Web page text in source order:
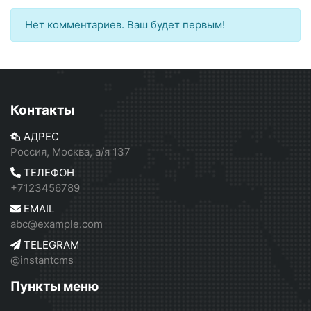
Нет комментариев. Ваш будет первым!
Контакты
АДРЕС
Россия, Москва, а/я 137
ТЕЛЕФОН
+7123456789
EMAIL
abc@example.com
TELEGRAM
@instantcms
Пункты меню